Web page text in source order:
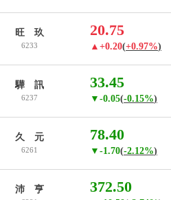
旺 玖
6233
20.75
▲+0.20(+0.97%)
驊 訊
6237
33.45
▼-0.05(-0.15%)
久 元
6261
78.40
▼-1.70(-2.12%)
沛 亨 372.50